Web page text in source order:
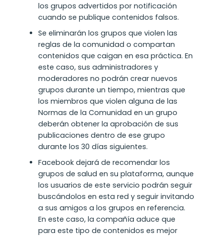
los grupos advertidos por notificación
cuando se publique contenidos falsos.
Se eliminarán los grupos que violen las
reglas de la comunidad o compartan
contenidos que caigan en esa práctica. En
este caso, sus administradores y
moderadores no podrán crear nuevos
grupos durante un tiempo, mientras que
los miembros que violen alguna de las
Normas de la Comunidad en un grupo
deberán obtener la aprobación de sus
publicaciones dentro de ese grupo
durante los 30 días siguientes.
Facebook dejará de recomendar los
grupos de salud en su plataforma, aunque
los usuarios de este servicio podrán seguir
buscándolos en esta red y seguir invitando
a sus amigos a los grupos en referencia.
En este caso, la compañía aduce que
para este tipo de contenidos es mejor